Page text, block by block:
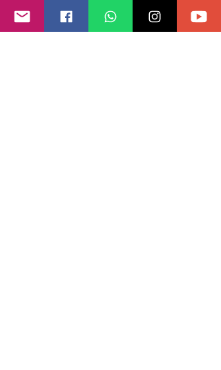
candidato preencha a ficha de
inscrição e anexe os documentos